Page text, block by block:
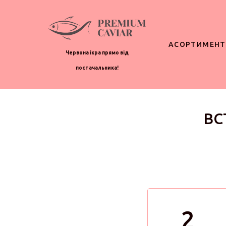
Червона ікра прямо від
постачальника!
АСОРТИМЕНТ
2